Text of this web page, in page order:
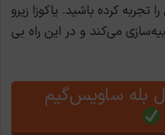
کرده باشید. یاکوزا زیرو
شبیه‌سازی می‌کند و در این راه بی
بله ساویس‌گیم